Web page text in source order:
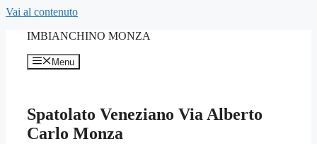
Vai al contenuto
IMBIANCHINO MONZA
Menu
Spatolato Veneziano Via Alberto
Carlo Monza